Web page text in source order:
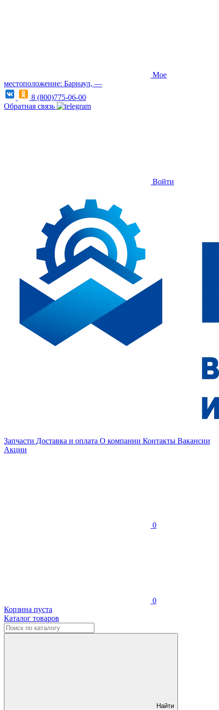
Мое
местоположение: Барнаул, —
8 (800)775-06-00
Обратная связь
Войти
Запчасти Доставка и оплата О компании Контакты Вакансии
Акции
0
0
Корзина пуста
Каталог товаров
Найти